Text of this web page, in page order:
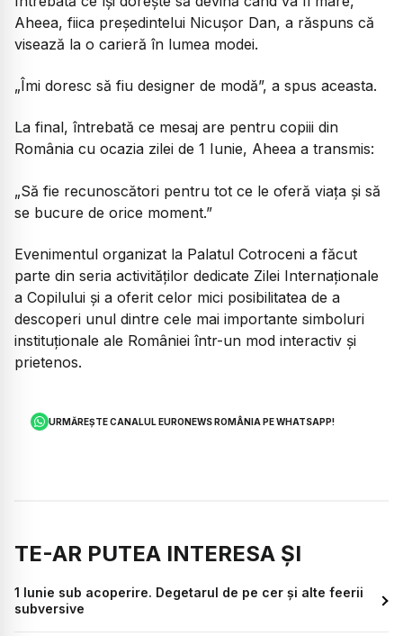
Aheea, fiica președintelui Nicușor Dan, a răspuns că
visează la o carieră în lumea modei.
„Îmi doresc să fiu designer de modă”, a spus aceasta.
La final, întrebată ce mesaj are pentru copiii din
România cu ocazia zilei de 1 Iunie, Aheea a transmis:
„Să fie recunoscători pentru tot ce le oferă viața și să
se bucure de orice moment.”
Evenimentul organizat la Palatul Cotroceni a făcut
parte din seria activităților dedicate Zilei Internaționale
a Copilului și a oferit celor mici posibilitatea de a
descoperi unul dintre cele mai importante simboluri
instituționale ale României într-un mod interactiv și
prietenos.
URMĂREȘTE CANALUL EURONEWS ROMÂNIA PE WHATSAPP!
TE-AR PUTEA INTERESA ȘI
1 Iunie sub acoperire. Degetarul de pe cer și alte feerii
subversive